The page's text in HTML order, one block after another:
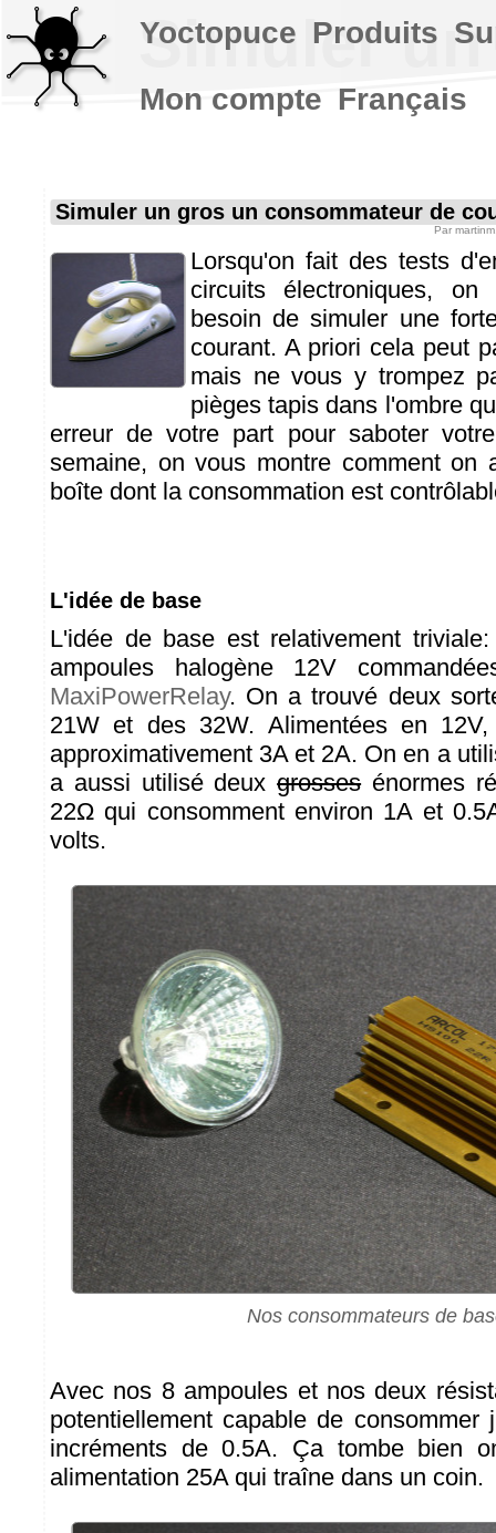
Simuler
Simuler un gros un consommateur de
Par martinm
Lorsqu'on fait des tests
circuits électroniques,
besoin de simuler une
courant. A priori cela peut
mais ne vous y trompez
pièges tapis dans l'ombre
erreur de votre part pour saboter
semaine, on vous montre comment on
boîte dont la consommation est
L'idée de base
L'idée de base est relativement
ampoules halogène 12V
MaxiPowerRelay. On a trouvé deux
21W et des 32W. Alimentées en 12V,
approximativement 3A et 2A. On en a
a aussi utilisé deuxgrossesénormes
22Ω qui consomment environ 1A et
volts.
Nos consommateurs de
Avec nos 8 ampoules et nos deux
potentiellement capable de consommer
incréments de 0.5A. Ça tombe bien
alimentation 25A qui traîne dans un coin.
Yoctopuce Produits
Mon compte Français